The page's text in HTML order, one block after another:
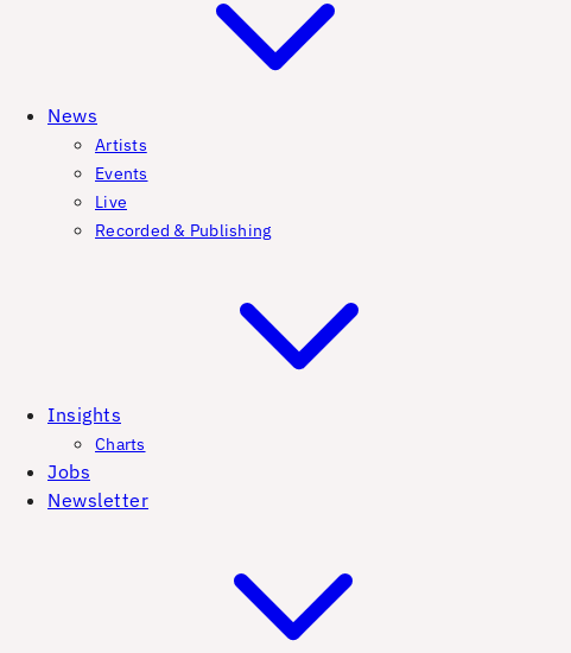
News
Artists
Events
Live
Recorded & Publishing
Insights
Charts
Jobs
Newsletter